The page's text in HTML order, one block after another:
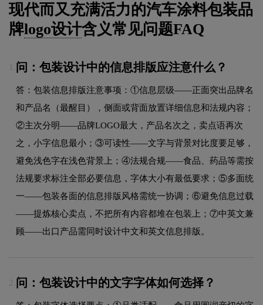
现代而又充满活力的汽车涂料包装品
牌logo设计含义常见问题FAQ
问：包装设计中的信息排版应注意什么？
答：包装信息排版注意事项：①信息层级——正面突出品牌名
和产品名（最醒目），侧面或背面放置详细信息和法规内容；
②主次分明——品牌LOGO最大，产品名次之，卖点语再次
之，小字信息最小；③可读性——文字与背景对比度要足够，
避免浅色字在浅色背景上；④法规合规——食品、药品等需按
法规要求标注全部必要信息，字体大小有最低要求；⑤多面统
一——包装各面的信息排版风格需统一协调；⑥避免信息过载
——提炼核心卖点，不把所有内容都堆在包装上；⑦中英文兼
顾——出口产品需同时设计中文和英文信息排版。
2. 问：包装设计中的文字字体如何选择？